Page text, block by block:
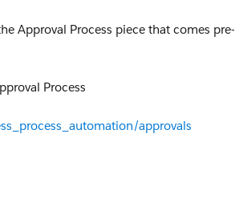
Approval Process piece that comes pre-
Process
approvals